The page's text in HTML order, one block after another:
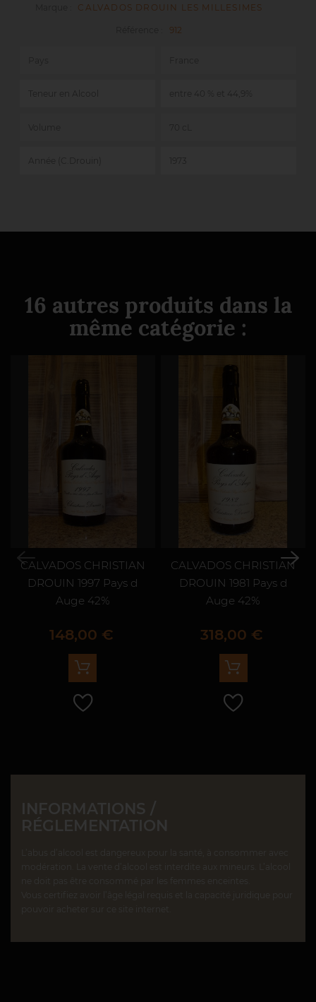
CALVADOS DROUIN LES MILLESIMES
912
16 autres produits dans la
même catégorie :
CALVADOS CHRISTIAN
DROUIN 1997 Pays d
Auge 42%
Prix
148,00 €
CALVADOS CHRISTIAN
DROUIN 1981 Pays d
Auge 42%
Prix
318,00 €
INFORMATIONS /
RÉGLEMENTATION